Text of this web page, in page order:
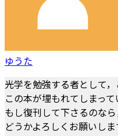
ゆうた
光学を勉強する者として，
この本が埋もれてしまっ
もし復刊して下さるのな
どうかよろしくお願いしま